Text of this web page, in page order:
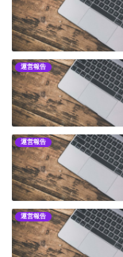
運営報告
運営報告
運営報告